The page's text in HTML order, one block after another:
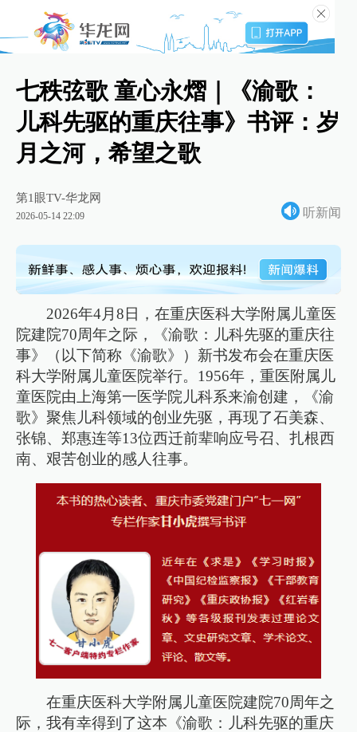
七秩弦歌 童心永熠｜《渝歌：
儿科先驱的重庆往事》书评：岁
月之河，希望之歌
第1眼TV-华龙网
2026-05-14 22:09 听新闻
2026年4月8日，在重庆医科大学附属儿童医
院建院70周年之际，《渝歌：儿科先驱的重庆往
事》（以下简称《渝歌》）新书发布会在重庆医
科大学附属儿童医院举行。1956年，重医附属儿
童医院由上海第一医学院儿科系来渝创建，《渝
歌》聚焦儿科领域的创业先驱，再现了石美森、
张锦、郑惠连等13位西迁前辈响应号召、扎根西
南、艰苦创业的感人往事。
在重庆医科大学附属儿童医院建院70周年之
际，我有幸得到了这本《渝歌：儿科先驱的重庆